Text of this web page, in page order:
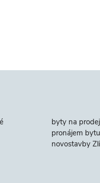
byty na
pronájem
novostavby